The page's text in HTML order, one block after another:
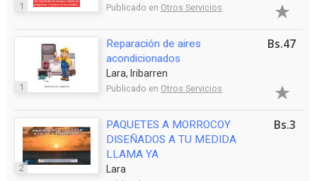
1 Publicado en Otros Servicios
1
Reparación de aires
acondicionados
Lara, Iribarren
Publicado en Otros Servicios
Bs.47
2
PAQUETES A MORROCOY
DISEÑADOS A TU MEDIDA
LLAMA YA
Lara
Bs.3